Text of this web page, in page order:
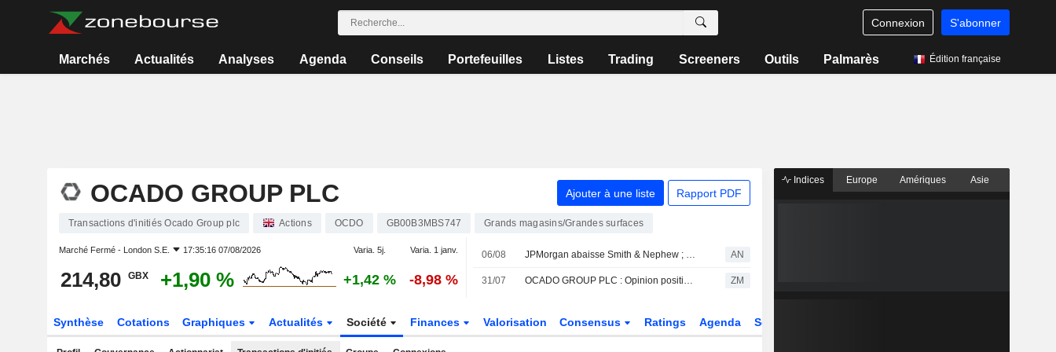
Connexion S'abonner
Marchés Actualités Analyses Agenda Conseils Portefeuilles Listes Trading Screeners Outils Palmarès Édition française
OCADO GROUP PLC Ajouter à une liste Rapport PDF
Transactions d'initiés Ocado Group plc Actions OCDO GB00B3MBS747 Grands magasins/Grandes surfaces
Marché Fermé - London S.E. 17:35:16 07/08/2026 Varia. 5j. Varia. 1 janv.
214,80 GBX +1,90 % +1,42 % -8,98 %
06/08 JPMorgan abaisse Smith & Nephew ; les courtiers plébiscitent Next AN
31/07 OCADO GROUP PLC : Opinion positive de AlphaValue/Baader Europe ZM
Synthèse Cotations Graphiques Actualités Société Finances Valorisation Consensus Ratings Agenda Secteur
Indices Europe Amériques Asie